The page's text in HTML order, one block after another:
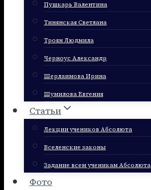
Пушкарь Валентина
Тинянская Светлана
Троян Людмила
Черноус Александр
Шерлаимова Ирина
Шумилова Евгения
Статьи
Лекции учеников Абсолюта
Вселенские законы
Задание всем ученикам Абсолюта
Фото